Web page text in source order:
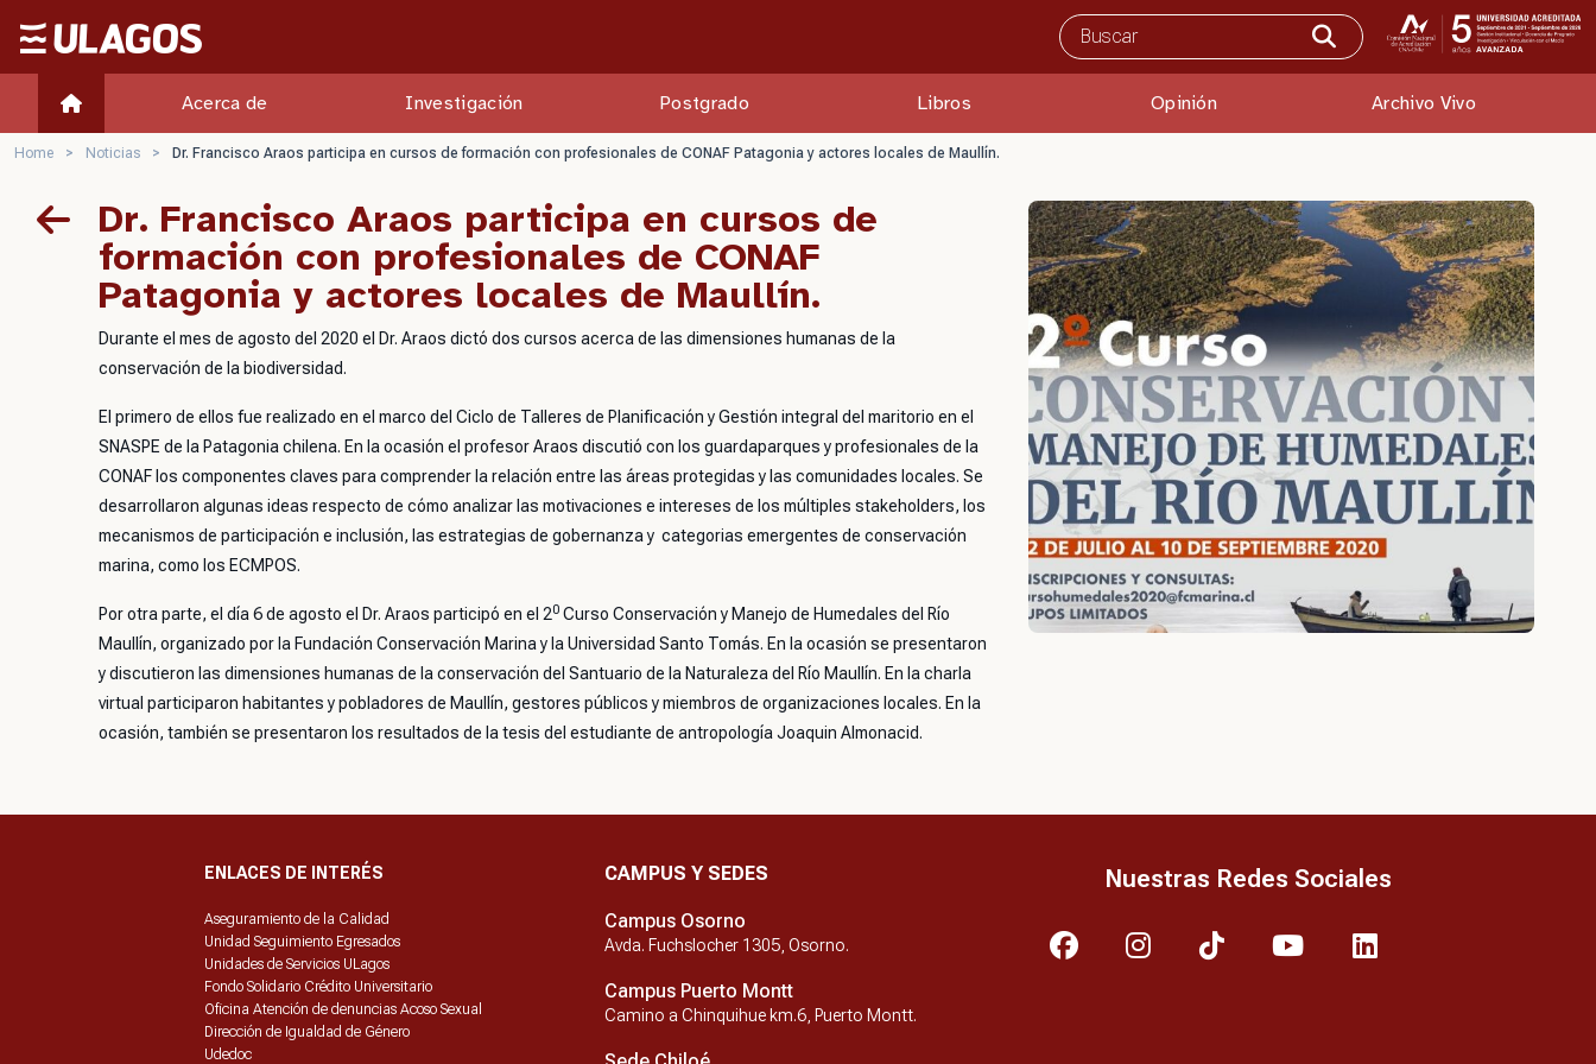
Ulagos Template
Acerca de Investigación Postgrado Libros Opinión Archivo Vivo
Home > Noticias > Dr. Francisco Araos participa en cursos de formación con profesionales de CONAF Patagonia y actores locales de Maullín.
Dr. Francisco Araos participa en cursos de
formación con profesionales de CONAF
Patagonia y actores locales de Maullín.
Durante el mes de agosto del 2020 el Dr. Araos dictó dos cursos acerca de las dimensiones humanas de la
conservación de la biodiversidad.
El primero de ellos fue realizado en el marco del Ciclo de Talleres de Planificación y Gestión integral del maritorio en el
SNASPE de la Patagonia chilena. En la ocasión el profesor Araos discutió con los guardaparques y profesionales de la
CONAF los componentes claves para comprender la relación entre las áreas protegidas y las comunidades locales. Se
desarrollaron algunas ideas respecto de cómo analizar las motivaciones e intereses de los múltiplesstakeholders, los
mecanismos de participación e inclusión, las estrategias de gobernanza y categorias emergentes de conservación
marina, como los ECMPOS.
Por otra parte, el día 6 de agosto el Dr. Araos participó en el 20 Curso Conservación y Manejo de Humedales del Río
Maullín, organizado por la Fundación Conservación Marina y la Universidad Santo Tomás. En la ocasión se presentaron
y discutieron las dimensiones humanas de la conservación del Santuario de la Naturaleza del Río Maullín. En la charla
virtual participaron habitantes y pobladores de Maullín, gestores públicos y miembros de organizaciones locales. En la
ocasión, también se presentaron los resultados de la tesis del estudiante de antropología Joaquin Almonacid.
ENLACES DE INTERÉS
Aseguramiento de la Calidad
Unidad Seguimiento Egresados
Unidades de Servicios ULagos
Fondo Solidario Crédito Universitario
Oficina Atención de denuncias Acoso Sexual
Dirección de Igualdad de Género
Udedoc
CAMPUS Y SEDES
Campus Osorno
Avda. Fuchslocher 1305, Osorno.
Campus Puerto Montt
Camino a Chinquihue km.6, Puerto Montt.
Nuestras Redes Sociales